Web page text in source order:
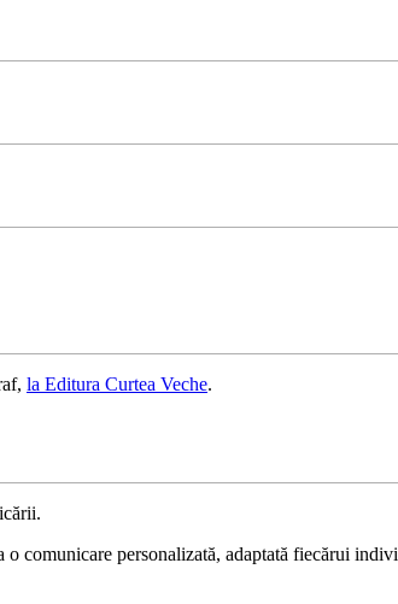
la Editura Curtea Veche.
comunicare personalizată, adaptată fiecărui